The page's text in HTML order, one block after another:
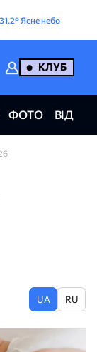
31.2° Ясне небо
КЛУБ
ФОТО ВІДЕО
UA RU